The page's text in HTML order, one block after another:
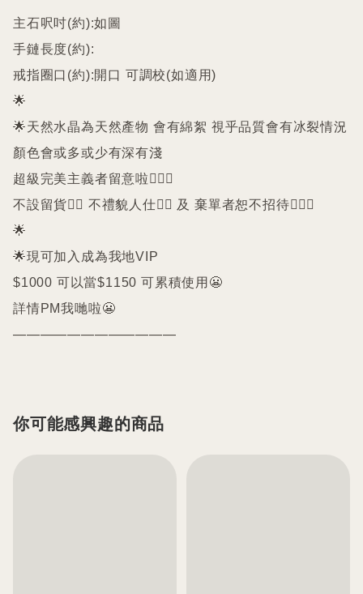
主石呎吋(約):如圖
手鏈長度(約):
戒指圈口(約):開口 可調校(如適用)
🌟
🌟天然水晶為天然產物 會有綿絮 視乎品質會有冰裂情況
顏色會或多或少有深有淺
超級完美主義者留意啦🙇🏻‍♀️
不設留貨🙅‍♀️ 不禮貌人仕🙅‍♀️ 及 棄單者恕不招待🙇🏻‍♀️
🌟
🌟現可加入成為我地VIP
$1000 可以當$1150 可累積使用😬
詳情PM我哋啦😬
你可能感興趣的商品